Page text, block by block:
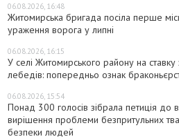
06.08.2026, 16:48
Житомирська бригада посіла перше
ураження ворога у липні
06.08.2026, 16:15
У селі Житомирського району на
лебедів: попередньо ознак
06.08.2026, 15:54
Понад 300 голосів зібрала петиція
вирішення проблеми безпритульних
безпеки людей